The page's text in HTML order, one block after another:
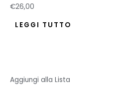
€26,00
LEGGI TUTTO
Aggiungi alla Lista